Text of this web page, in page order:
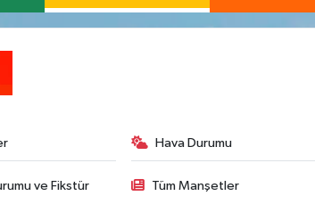
Hava Durumu
ve Fikstür Tüm Manşetler